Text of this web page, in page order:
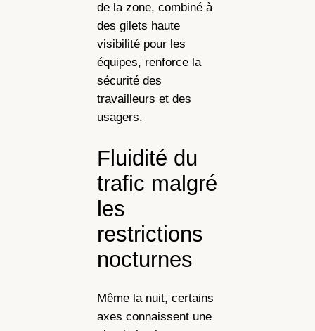
de la zone, combiné à
des gilets haute
visibilité pour les
équipes, renforce la
sécurité des
travailleurs et des
usagers.
Fluidité du
trafic malgré
les
restrictions
nocturnes
Même la nuit, certains
axes connaissent une